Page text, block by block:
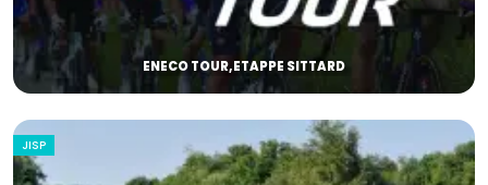
ENECO TOUR,ETAPPE SITTARD
JISP